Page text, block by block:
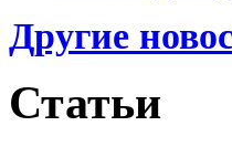
Другие
Статьи